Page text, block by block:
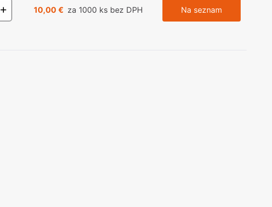
+ 10,00 € za 1000 ks bez DPH Na seznam